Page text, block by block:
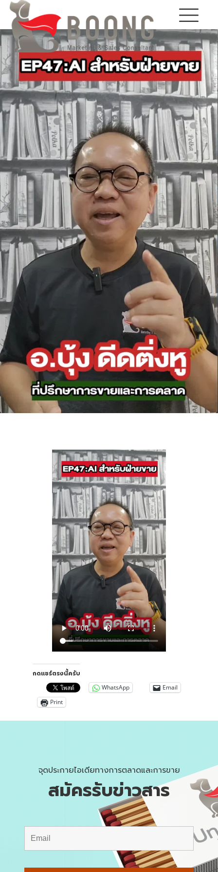
กดแชร์ตรงนี้ครับ
WhatsApp
Email
Print
จุดประกายไอเดียทางการตลาดและการขาย
สมัครรับข่าวสาร